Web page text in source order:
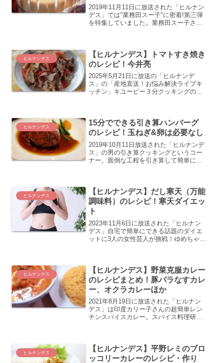
2019年11月11日に放送された「ヒルナン
デス」では"業務田スー子"に密着!第三弾
を特集していました。業務田スー子さん
ヒルナンデス
【ヒルナンデス】トマトすき焼き
のレシピ！今井亮
2025年5月21日に放送の「ヒルナンデ
ス」の「産地直送！お悩み解決ライブキ
ッチン」キユーピー３分クッキングの今
地直送！お悩み解決ラ...
ヒルナンデス
15分でできる引き算ハンバーグ
のレシピ！玉ねぎ&卵は必要なし
2019年10月11日放送された「ヒルナンデ
ス」の男の引き算クッキングというコー
ナー。面倒な工程を引き算して簡単にお
る料理研究家、さ...
ヒルナンデス
【ヒルナンデス】だし寒天（万能
調味料）のレシピ！寒天ダイエッ
ト
2023年11月6日に放送された「ヒルナン
デス」自宅で簡単にできる話題のダイエ
ットに3人の女性芸人が挑戦！ゆめちゃん
ヒルナンデス
【ヒルナンデス】野菜克服カレー
のレシピまとめ！豚バラなすカレ
ー、オクラカレーほか
2021年8月19日に放送された「ヒルナン
デス」は印度カリー子さんの超簡単レン
チンスパイスカレー。スパイス料理研究
レシピのまとめ。...
ヒルナンデス
【ヒルナンデス】平野レミのブロ
ッコリーカレーのレシピ・作り